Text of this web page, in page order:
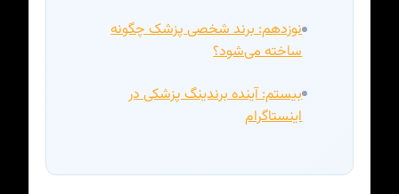
نوزدهم: برند شخصی پزشک چگونه
ساخته می‌شود؟
بیستم: آینده برندینگ پزشکی در
اینستاگرام